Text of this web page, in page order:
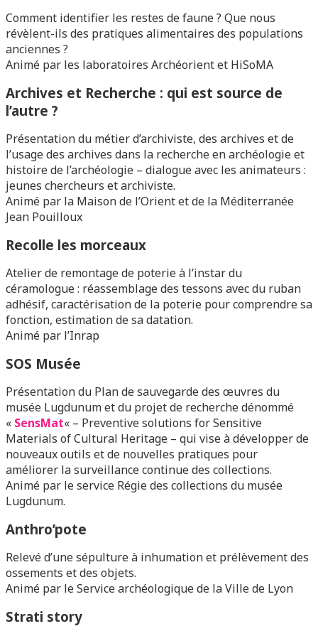
Comment identifier les restes de faune ? Que nous
révèlent-ils des pratiques alimentaires des populations
anciennes ?
Animé par les laboratoires Archéorient et HiSoMA
Archives et Recherche : qui est source de
l’autre ?
Présentation du métier d’archiviste, des archives et de
l’usage des archives dans la recherche en archéologie et
histoire de l’archéologie – dialogue avec les animateurs :
jeunes chercheurs et archiviste.
Animé par la Maison de l’Orient et de la Méditerranée
Jean Pouilloux
Recolle les morceaux
Atelier de remontage de poterie à l’instar du
céramologue : réassemblage des tessons avec du ruban
adhésif, caractérisation de la poterie pour comprendre sa
fonction, estimation de sa datation.
Animé par l’Inrap
SOS Musée
Présentation du Plan de sauvegarde des œuvres du
musée Lugdunum et du projet de recherche dénommé
« SensMat« – Preventive solutions for Sensitive
Materials of Cultural Heritage – qui vise à développer de
nouveaux outils et de nouvelles pratiques pour
améliorer la surveillance continue des collections.
Animé par le service Régie des collections du musée
Lugdunum.
Anthro’pote
Relevé d’une sépulture à inhumation et prélèvement des
ossements et des objets.
Animé par le Service archéologique de la Ville de Lyon
Strati story